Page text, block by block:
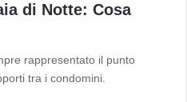
di Notte: Cosa
rappresentato il punto
tra i condomini.